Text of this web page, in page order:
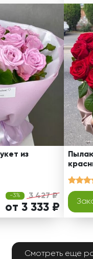
из
-3% 3 427 ₽
от 3 333 ₽
Смотреть еще